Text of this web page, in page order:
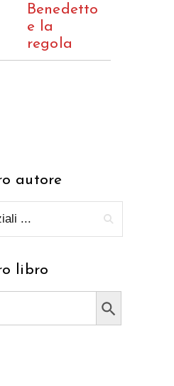
Benedetto
e la
regola
autore
libro
Search Button